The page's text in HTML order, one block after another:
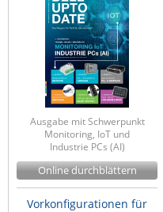
Ausgabe mit Schwerpunkt
Monitoring, IoT und
Industrie PCs (AI)
Online durchblättern
Vorkonfigurationen für